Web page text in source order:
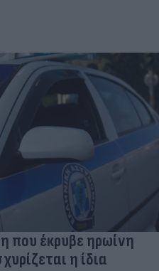
που έκρυβε ηρωίνη
η ίδια